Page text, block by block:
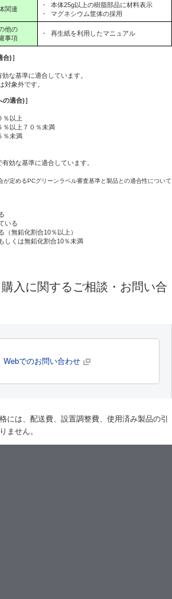
関連
・
本体25g以上の樹脂部品に材料表示
・
マグネシウム筐体の採用
他の
事項
・ 再生紙を利用したマニュアル
)］
基準に適合しています。
象外です。
適合)］
以上
以上７０％未満
未満
な基準に適合しています。
定めるPCグリーンラベル審査基準と製品との適合性について
いる
無鉛化割合10％以上）
しくは無鉛化割合10％未満
入に関するご相談・お問い合
Webでのお問い合わせ
には、配送費、設置調整費、使用済み製品の引
ません。